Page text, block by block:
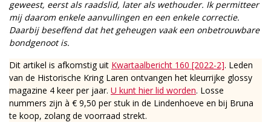
geweest, eerst als raadslid, later als wethouder. Ik permitteer
mij daarom enkele aanvullingen en een enkele correctie.
Daarbij beseffend dat het geheugen vaak een onbetrouwbare
bondgenoot is.
Dit artikel is afkomstig uit Kwartaalbericht 160 [2022-2]. Leden
van de Historische Kring Laren ontvangen het kleurrijke glossy
magazine 4 keer per jaar. U kunt hier lid worden. Losse
nummers zijn à € 9,50 per stuk in de Lindenhoeve en bij Bruna
te koop, zolang de voorraad strekt.